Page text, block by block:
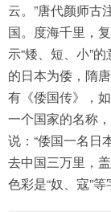
云。”唐代颜师古
国。度海千里，
示“矮、短、小”
的日本为倭，隋
有《倭国传》，
一个国家的名称
说：“倭国一名日
去中国三万里，
色彩是“奴、寇”等